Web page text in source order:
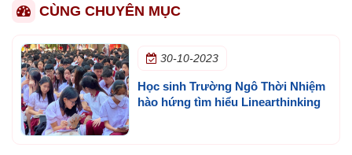
CÙNG CHUYÊN MỤC
30-10-2023
Học sinh Trường Ngô Thời Nhiệm
hào hứng tìm hiểu Linearthinking